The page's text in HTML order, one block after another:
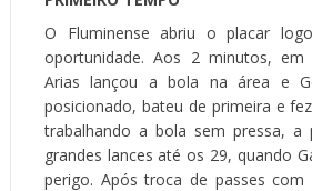
O Fluminense abriu o placar
oportunidade. Aos 2 minutos,
Arias lançou a bola na área e
posicionado, bateu de primeira e
trabalhando a bola sem pressa, a
grandes lances até os 29, quando
perigo. Após troca de passes